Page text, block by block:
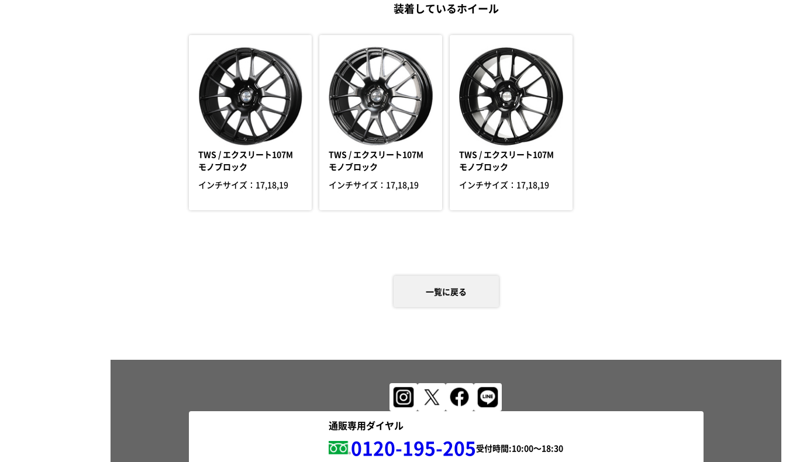
装着しているホイール
TWS / エクスリート107M
モノブロック
インチサイズ： 17,18,19
TWS / エクスリート107M
モノブロック
インチサイズ： 17,18,19
TWS / エクスリート107M
モノブロック
インチサイズ： 17,18,19
一覧に戻る
通販専用ダイヤル
0120-195-205受付時間: